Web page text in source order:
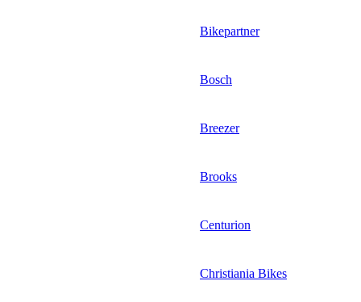
Bikepartner
Bosch
Breezer
Brooks
Centurion
Christiania Bikes